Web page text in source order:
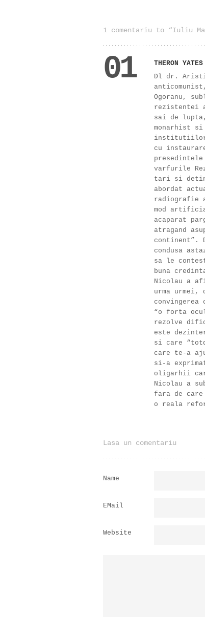
1 comentariu to “Iuliu
01 THERON YATES
Dl dr.
Ogoranu,
rezistentei
sai de
monarhist
institutiilor
cu
presedintele
varfurile
tari si
abordat
mod
acaparat
atragand
continent”.
condusa
sa le
buna
Nicolau a
urma urmei,
“o forta
rezolve
este
si care
care te-a
si-a
oligarhii
Nicolau a
fara de care
o reala
Lasa un comentariu
Name
EMail
Website